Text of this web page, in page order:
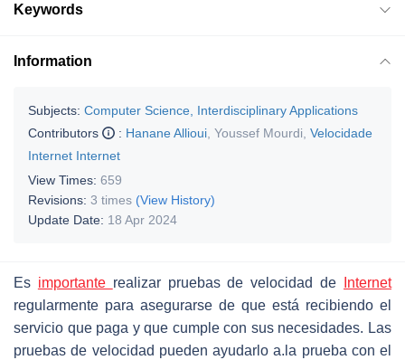
Keywords
Information
Subjects: Computer Science, Interdisciplinary Applications
Contributors
: Hanane Allioui Youssef Mourdi Velocidade
Internet Internet
View Times: 659
Revisions: 3 times (View History)
Update Date: 18 Apr 2024
Es importante realizar pruebas de velocidad de
Internet
regularmente para asegurarse de que está recibiendo el
servicio que paga y que cumple con sus necesidades. Las
pruebas de velocidad pueden ayudarlo a.la prueba con el